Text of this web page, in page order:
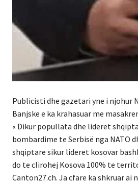
Publicisti dhe gazetari yne i njohur
Banjske e ka krahasuar me
« Dikur popullata dhe lideret
bombardime te Serbisë nga NATO
shqiptare sikur lideret kosovar
do te clirohej Kosova 100% te
Canton27.ch. Ja cfare ka shkruar ai